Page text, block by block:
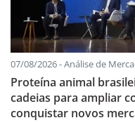
07/08/2026 - Análise de
Proteína animal
cadeias para ampliar
conquistar novos